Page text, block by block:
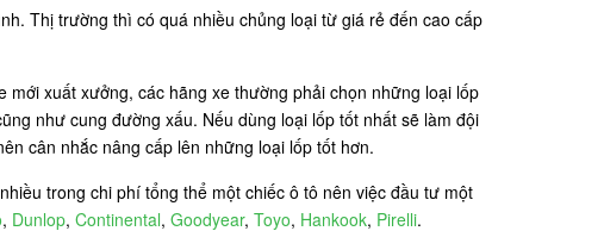
Thị trường thì có quá nhiều chủng loại từ giá rẻ đến cao cấp
xuất xưởng, các hãng xe thường phải chọn những loại lốp
như cung đường xấu. Nếu dùng loại lốp tốt nhất sẽ làm đội
cân nhắc nâng cấp lên những loại lốp tốt hơn.
trong chi phí tổng thể một chiếc ô tô nên việc đầu tư một
, Dunlop, Continental, Goodyear, Toyo, Hankook, Pirelli.